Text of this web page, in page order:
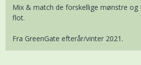
Mix & match de forskellige mønstre og
flot.
Fra GreenGate efterår/vinter 2021.